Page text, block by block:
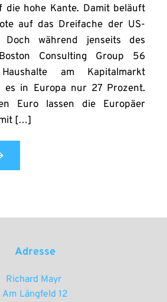
die hohe Kante. Damit beläuft
auf das Dreifache der US-
Doch während jenseits des
Consulting Group 56
am Kapitalmarkt
es in Europa nur 27 Prozent.
Euro lassen die Europäer
[…]
Adresse
Richard Mayr
Am Längfeld 12